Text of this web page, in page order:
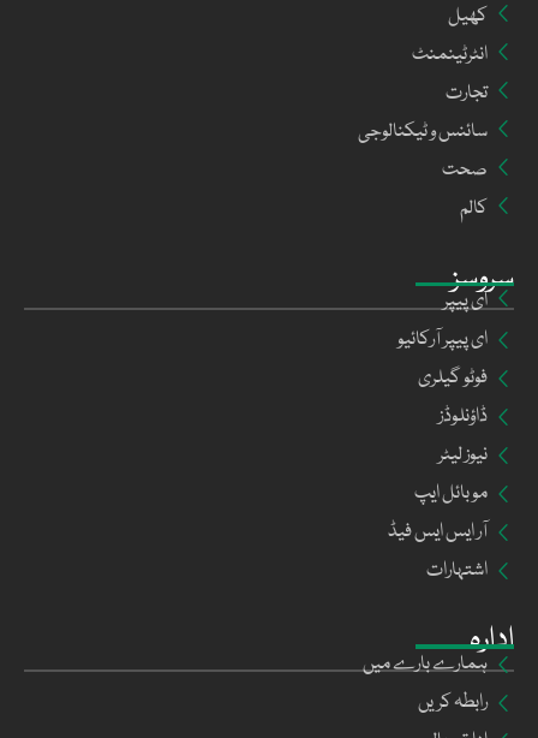
ادارہ
ہمارے بارے میں
رابطہ کریں
سروسز
ای پیپر
ای پیپر آرکائیو
فوٹو گیلری
ڈاؤنلوڈز
نیوز لیٹر
موبائل ایپ
آر ایس ایس فیڈ
اشتہارات
کھیل
انٹرٹینمنٹ
تجارت
سائنس و ٹیکنالوجی
صحت
کالم